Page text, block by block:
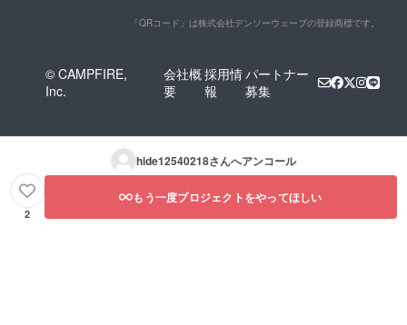
「QRコード」は株式会社デンソーウェーブの登録商標です。
© CAMPFIRE,
Inc.
会社概
要
採用情
報
パートナー
募集
hide12540218さんへアンコール
2
もう一度プロジェクトをやってほしい